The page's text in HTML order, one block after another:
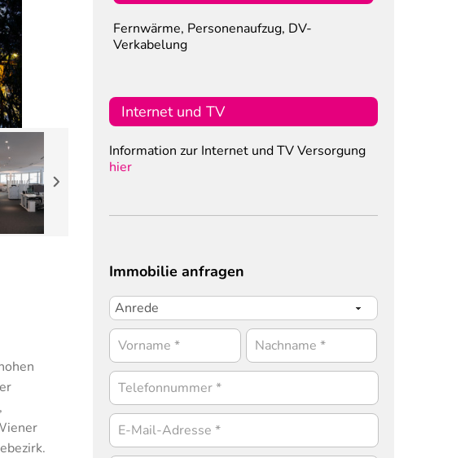
Fernwärme, Personenaufzug, DV-
Verkabelung
Internet und TV
Information zur Internet und TV Versorgung
hier
Immobilie anfragen